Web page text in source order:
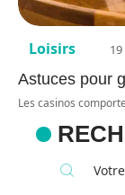
Loisirs
Astuces pour
Les casinos